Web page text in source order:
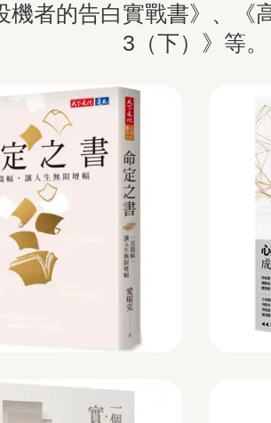
機者的告白實戰書》、《
3（下）》等。